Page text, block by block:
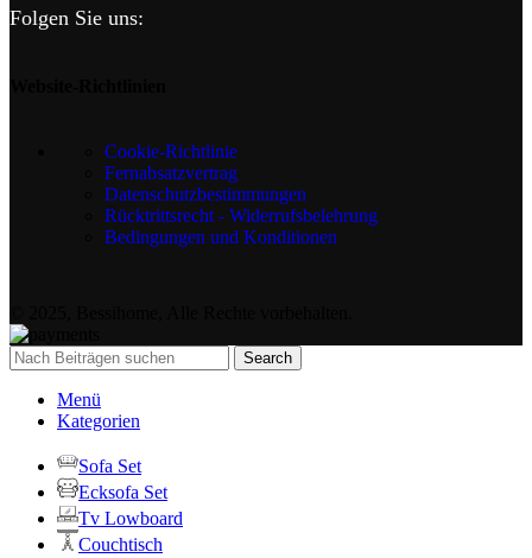
Folgen Sie uns:
Cookie-Richtlinie
Fernabsatzvertrag
Datenschutzbestimmungen
Rücktrittsrecht - Widerrufsbelehrung
Bedingungen und Konditionen
Search
Menü
Kategorien
Sofa Set
Ecksofa Set
Tv Lowboard
Couchtisch